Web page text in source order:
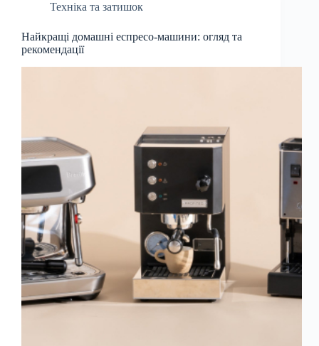
Техніка та затишок
Найкращі домашні еспресо-машини: огляд та
рекомендації